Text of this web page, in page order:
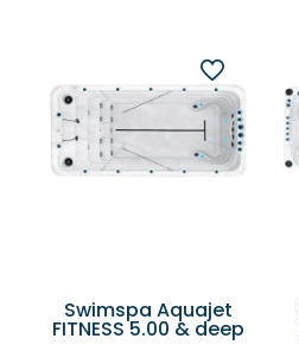
Swimspa Aquajet
FITNESS 5.00 & deep